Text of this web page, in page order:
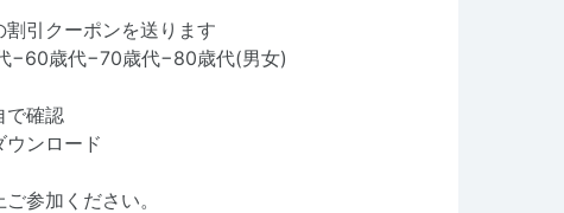
引クーポンを送ります
−60歳代−70歳代−80歳代(男女)
で確認
ンロード
参加ください。